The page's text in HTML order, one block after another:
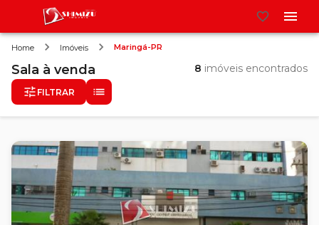
Home Imóveis Maringá-PR
Sala à venda 8 imóveis encontrados
FILTRAR